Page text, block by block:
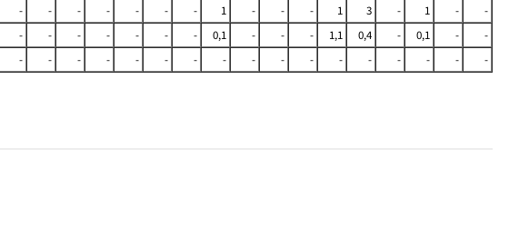
- - - - - - - 1 - - - 1 3 - 1 -
-
- - - - - - - 0,1 - - - 1,1 0,4 - 0,1 -
-
- - - - - - - - - - - - - - - - -